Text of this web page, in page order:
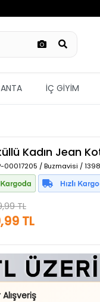
İÇ GİYİM
Kadın Jean
00017205 / Buzmavisi /
TL
TL